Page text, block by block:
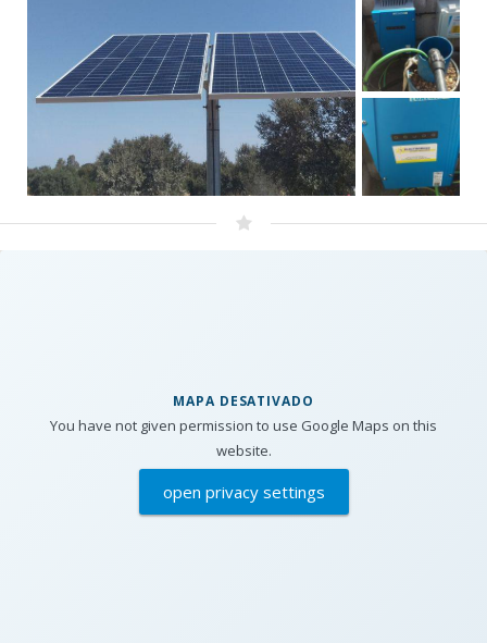
MAPA DESATIVADO
You have not given permission to use Google Maps on this
website.
open privacy settings